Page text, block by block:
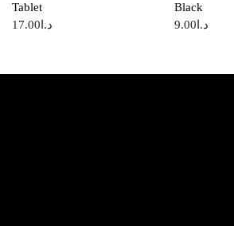
Tablet
د.ا 17.00
Black
د.ا 9.00